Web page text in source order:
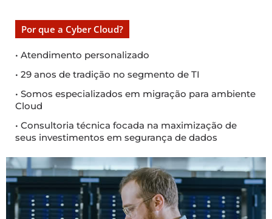
Por que a Cyber Cloud?
• Atendimento personalizado
• 29 anos de tradição no segmento de TI
• Somos especializados em migração para ambiente
Cloud
• Consultoria técnica focada na maximização de
seus investimentos em segurança de dados